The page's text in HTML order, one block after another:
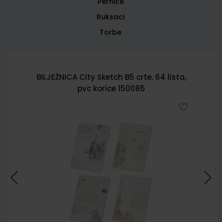
Ruksaci
Torbe
BILJEŽNICA City Sketch B5 crte, 64 lista,
pvc korice 150085